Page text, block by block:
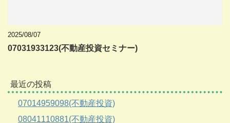
2025/08/07
07031933123(不動産投資セミナー)
最近の投稿
07014959098(不動産投資)
08041110881(不動産投資)